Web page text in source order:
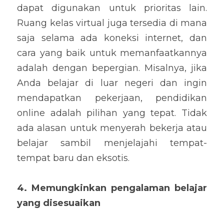
dapat digunakan untuk prioritas lain.
Ruang kelas virtual juga tersedia di mana
saja selama ada koneksi internet, dan
cara yang baik untuk memanfaatkannya
adalah dengan bepergian. Misalnya, jika
Anda belajar di luar negeri dan ingin
mendapatkan pekerjaan, pendidikan
online adalah pilihan yang tepat. Tidak
ada alasan untuk menyerah bekerja atau
belajar sambil menjelajahi tempat-
tempat baru dan eksotis.
4. Memungkinkan pengalaman belajar
yang disesuaikan